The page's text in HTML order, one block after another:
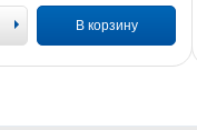
В корзину